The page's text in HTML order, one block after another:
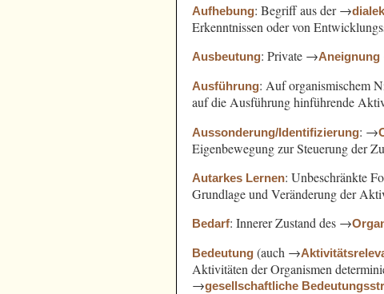
Aufhebung: Begriff aus der →
Erkenntnissen oder von
Ausbeutung: Private →Aneignung
Ausführung: Auf organismischem
auf die Ausführung hinführende
Aussonderung/Identifizierung: →
Eigenbewegung zur Steuerung der
Autarkes Lernen: Unbeschränkte
Grundlage und Veränderung der
Bedarf: Innerer Zustand des →
Bedeutung (auch →
Aktivitäten der Organismen
→gesellschaftliche